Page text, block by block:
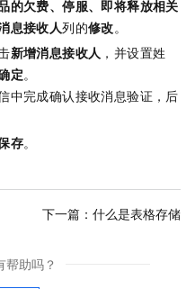
的欠费、停服、即将释放相关
息接收人列的修改。
新增消息接收人 ，并设置姓
定。
中完成确认接收消息验证，后
存。
下一篇： 什么是表格存储
帮助吗？